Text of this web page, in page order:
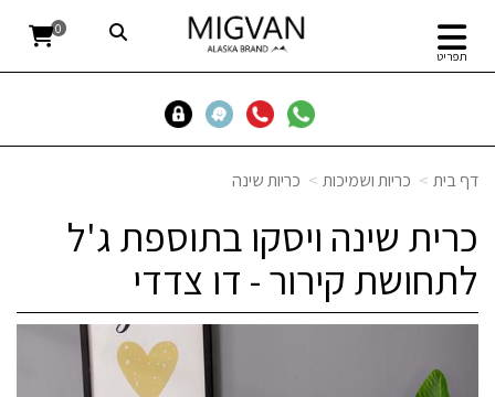
תפריט
0
דף בית כריות ושמיכות כריות שינה
כרית שינה ויסקו בתוספת ג'ל
לתחושת קירור - דו צדדי